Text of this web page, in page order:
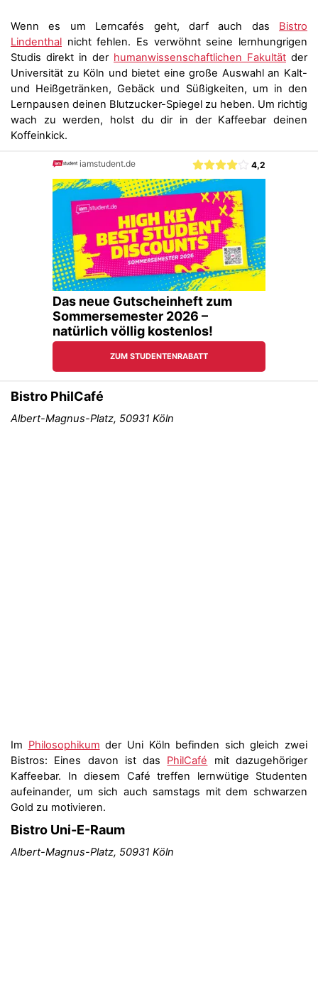
Wenn es um Lerncafés geht, darf auch das Bistro
Lindenthal nicht fehlen. Es verwöhnt seine lernhungrigen
Studis direkt in der humanwissenschaftlichen Fakultät der
Universität zu Köln und bietet eine große Auswahl an Kalt-
und Heißgetränken, Gebäck und Süßigkeiten, um in den
Lernpausen deinen Blutzucker-Spiegel zu heben. Um richtig
wach zu werden, holst du dir in der Kaffeebar deinen
Koffeinkick.
Bistro PhilCafé
Albert-Magnus-Platz, 50931 Köln
Im Philosophikum der Uni Köln befinden sich gleich zwei
Bistros: Eines davon ist das PhilCafé mit dazugehöriger
Kaffeebar. In diesem Café treffen lernwütige Studenten
aufeinander, um sich auch samstags mit dem schwarzen
Gold zu motivieren.
Bistro Uni-E-Raum
Albert-Magnus-Platz, 50931 Köln